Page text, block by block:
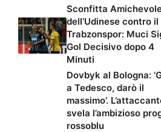
Sconfitta
dell’Udinese contro il
Trabzonspor: Muci
Gol Decisivo dopo 4
Minuti
Dovbyk al Bologna:
a Tedesco, darò il
massimo’.
svela l’ambizioso
rossoblu